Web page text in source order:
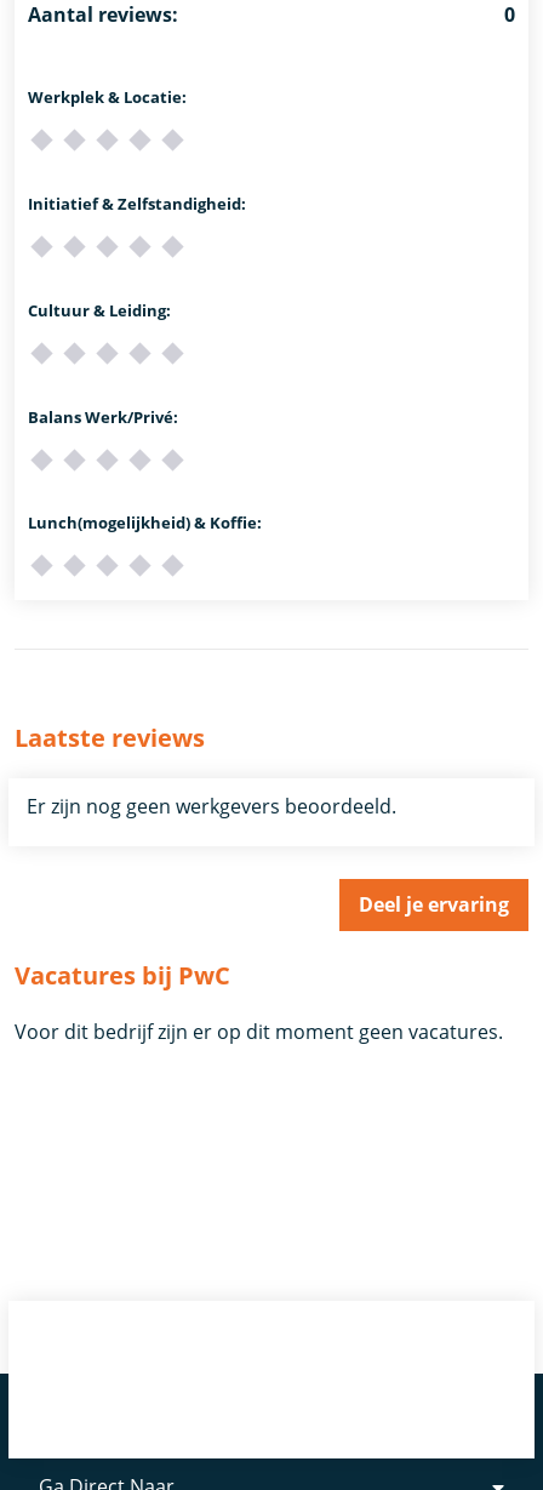
Aantal reviews: 0
Werkplek & Locatie:
Initiatief & Zelfstandigheid:
Cultuur & Leiding:
Balans Werk/Privé:
Lunch(mogelijkheid) & Koffie:
Laatste reviews
Er zijn nog geen werkgevers beoordeeld.
Deel je ervaring
Vacatures bij PwC
Voor dit bedrijf zijn er op dit moment geen vacatures.